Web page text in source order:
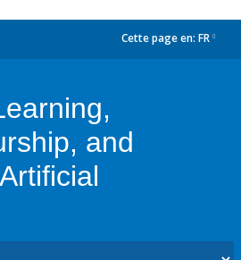
Cette page en: FR
and